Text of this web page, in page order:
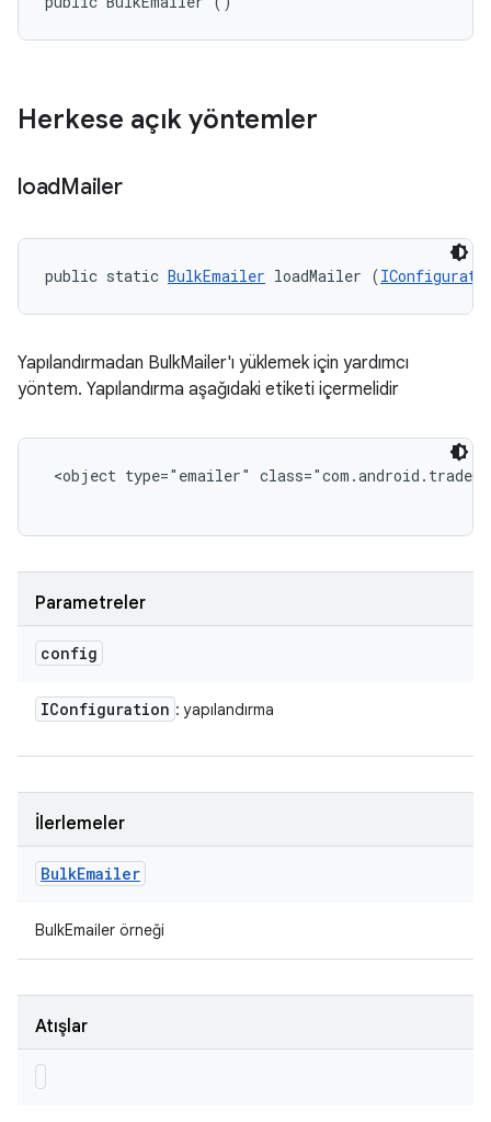
Herkese açık yöntemler
loadMailer
public static BulkEmailer loadMailer (
Yapılandırmadan BulkMailer'ı yüklemek için yardımcı
yöntem. Yapılandırma aşağıdaki etiketi içermelidir
<object type="emailer"
Parametreler
config
IConfiguration : yapılandırma
İlerlemeler
BulkEmailer
BulkEmailer örneği
Atışlar